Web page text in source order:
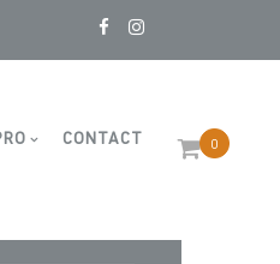
0
CONTACT